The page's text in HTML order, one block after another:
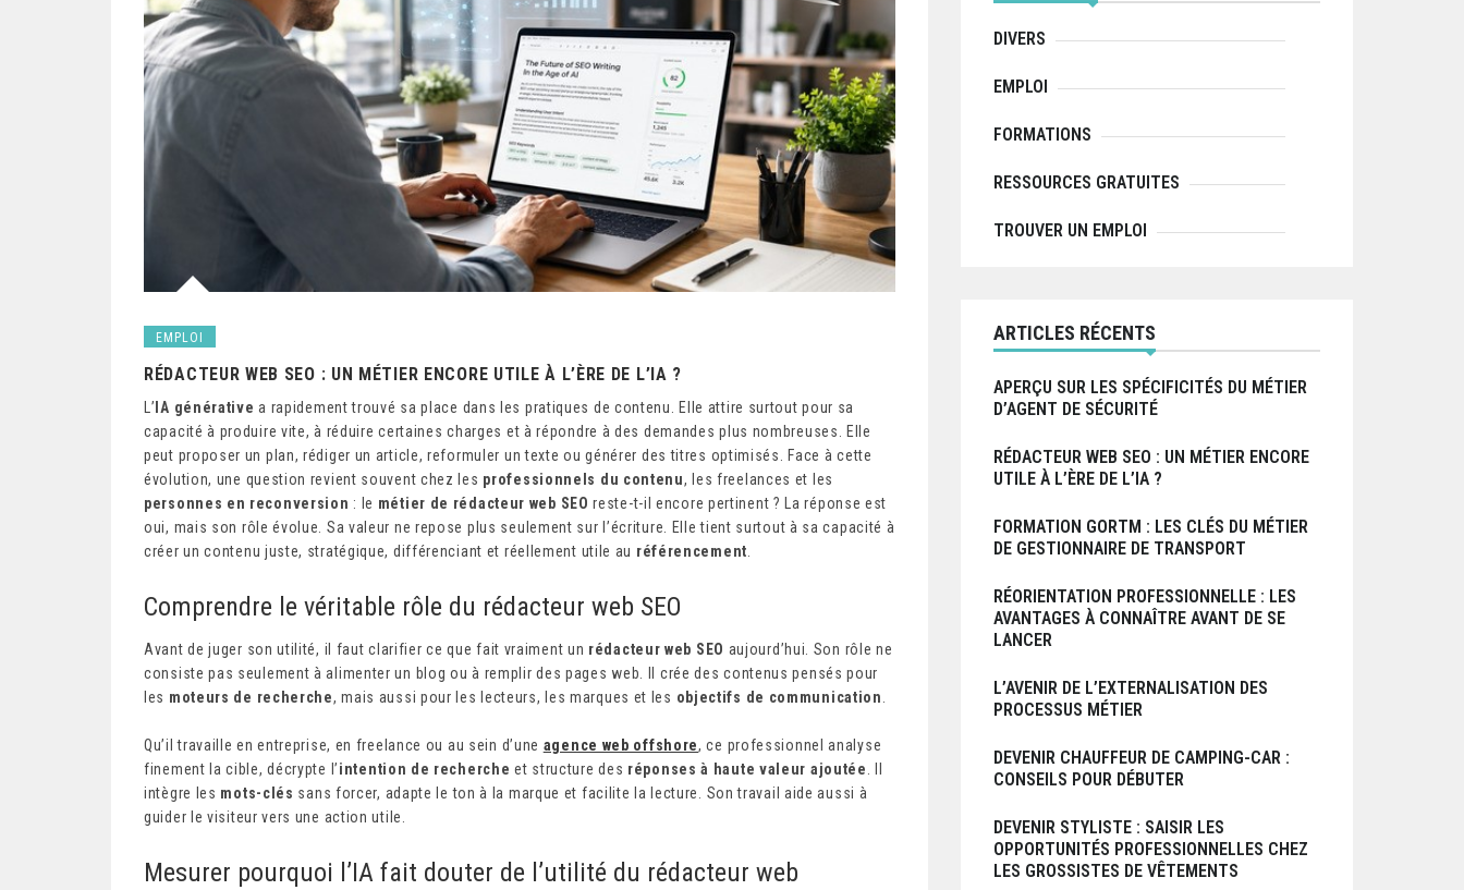
EMPLOI
RÉDACTEUR WEB SEO : UN MÉTIER ENCORE UTILE À L’ÈRE DE L’IA ?
L’ IA générative a rapidement trouvé sa place dans les pratiques de contenu. Elle attire surtout pour sa
capacité à produire vite, à réduire certaines charges et à répondre à des demandes plus nombreuses. Elle
peut proposer un plan, rédiger un article, reformuler un texte ou générer des titres optimisés.
Face à cette
évolution, une question revient souvent chez les professionnels du contenu, les freelances et les
personnes en reconversion : le métier de rédacteur web SEO reste-t-il encore pertinent ? La réponse est
oui, mais son rôle évolue. Sa valeur ne repose plus seulement sur l’écriture. Elle tient surtout à sa capacité à
créer un contenu juste, stratégique, différenciant et réellement utile au référencement
Comprendre le véritable rôle du rédacteur web SEO
Avant de juger son utilité, il faut clarifier ce que fait vraiment un rédacteur web SEO aujourd’hui. Son rôle ne
consiste pas seulement à alimenter un blog ou à remplir des pages web. Il crée des contenus pensés pour
les moteurs de recherche, mais aussi pour les lecteurs, les marques et les objectifs de communication
Qu’il travaille en entreprise, en freelance ou au sein d’une agence web offshore, ce professionnel analyse
finement la cible, décrypte l’intention de recherche et structure des réponses à haute valeur ajoutée
intègre les mots-clés sans forcer, adapte le ton à la marque et facilite la lecture. Son travail aide aussi à
guider le visiteur vers une action utile.
Mesurer pourquoi l’IA fait douter de l’utilité du rédacteur web
:DIVERS
EMPLOI
FORMATIONS
RESSOURCES GRATUITES
TROUVER UN EMPLOI
ARTICLES RÉCENTS
APERÇU SUR LES SPÉCIFICITÉS DU MÉTIER
D’AGENT DE SÉCURITÉ
RÉDACTEUR WEB SEO : UN MÉTIER ENCORE
UTILE À L’ÈRE DE L’IA ?
FORMATION GORTM : LES CLÉS DU MÉTIER
DE GESTIONNAIRE DE TRANSPORT
RÉORIENTATION PROFESSIONNELLE : LES
AVANTAGES À CONNAÎTRE AVANT DE SE
LANCER
L’AVENIR DE L’EXTERNALISATION DES
PROCESSUS MÉTIER
DEVENIR CHAUFFEUR DE CAMPING-CAR :
CONSEILS POUR DÉBUTER
DEVENIR STYLISTE : SAISIR LES
OPPORTUNITÉS PROFESSIONNELLES CHEZ
LES GROSSISTES DE VÊTEMENTS